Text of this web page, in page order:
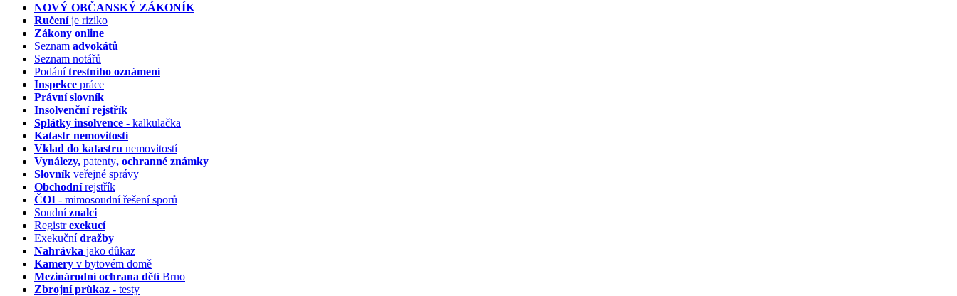
NOVÝ OBČANSKÝ ZÁKONÍK
Ručeníje riziko
Zákony online
Seznam advokátů
Seznam notářů
Podánítrestního oznámení
Inspekce práce
Právní slovník
Insolvenčnírejstřík
Splátky insolvence - kalkulačka
Katastr nemovitostí
Vklad do katastru nemovitostí
Vynálezy, patenty, ochranné známky
Slovník veřejné správy
Obchodnírejstřík
ČOI - mimosoudní řešení sporů
Soudníznalci
Registrexekucí
Exekučnídražby
Nahrávka jako důkaz
Kamery v bytovém domě
Mezinárodní ochrana dětíBrno
Zbrojní průkaz - testy